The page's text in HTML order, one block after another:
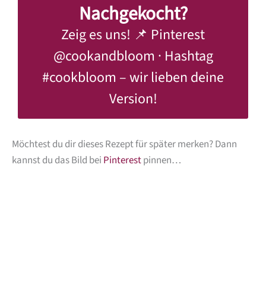
Nachgekocht?
Zeig es uns! 📌 Pinterest
@cookandbloom · Hashtag
#cookbloom – wir lieben deine
Version!
Möchtest du dir dieses Rezept für später merken? Dann
kannst du das Bild bei Pinterestpinnen…